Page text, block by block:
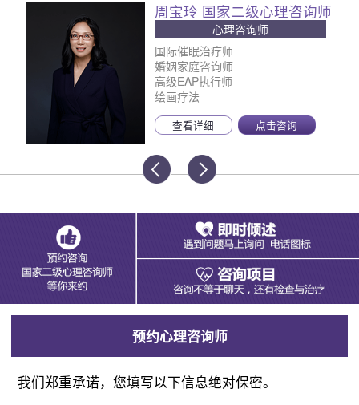
周宝玲 国家二级心理咨询师
心理咨询师
国际催眠治疗师
婚姻家庭咨询师
高级EAP执行师
绘画疗法
查看详细 点击咨询
预约心理咨询师
我们郑重承诺，您填写以下信息绝对保密。